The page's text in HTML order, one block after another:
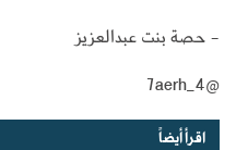
- حصة بنت عبدالعزيز
@7aerh_4
اقرأ أيضاً